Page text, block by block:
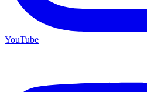
YouTube